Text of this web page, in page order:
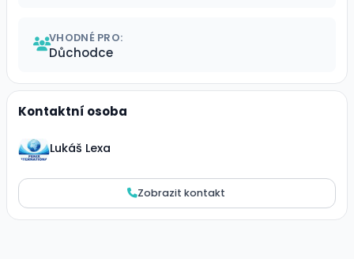
VHODNÉ PRO:
Důchodce
Kontaktní osoba
Lukáš Lexa
Zobrazit kontakt